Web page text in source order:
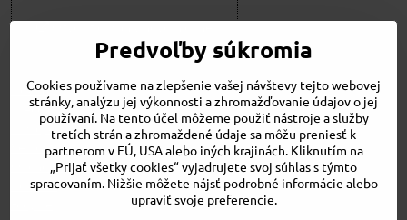
Otvoriť obsah v novom okne
Novinky
Niečo o nás
Naša ponuka
Veľkostné tabuľky
Obchodné podmienky
Kontakt
Predvoľby súkromia
Cookies používame na zlepšenie vašej návštevy tejto webovej
stránky, analýzu jej výkonnosti a zhromažďovanie údajov o jej
používaní. Na tento účel môžeme použiť nástroje a služby
tretích strán a zhromaždené údaje sa môžu preniesť k
partnerom v EÚ, USA alebo iných krajinách. Kliknutím na
„Prijať všetky cookies“ vyjadrujete svoj súhlas s týmto
spracovaním. Nižšie môžete nájsť podrobné informácie alebo
upraviť svoje preferencie.